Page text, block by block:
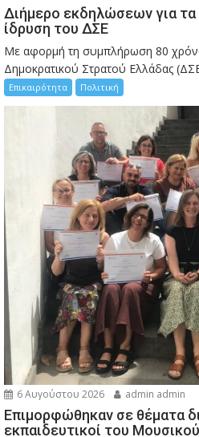
Διήμερο εκδηλώσεων για τα
ίδρυση του ΔΣΕ
Με αφορμή τη συμπλήρωση 80
Δημοκρατικού Στρατού Ελλάδας
Επικαιρότητα Πολιτική
6 Αυγούστου 2026 admin admin
Eπιμορφώθηκαν σε θέματα
εκπαιδευτικοί του